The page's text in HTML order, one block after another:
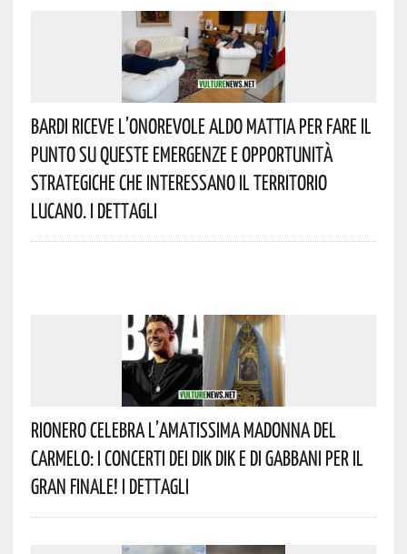
Bardi Riceve L’onorevole Aldo Mattia Per Fare Il
Punto Su Queste Emergenze E Opportunità
Strategiche Che Interessano Il Territorio
Lucano. I Dettagli
Rionero Celebra L’amatissima Madonna Del
Carmelo: I Concerti Dei DIK DIK E Di Gabbani Per Il
Gran Finale! I Dettagli